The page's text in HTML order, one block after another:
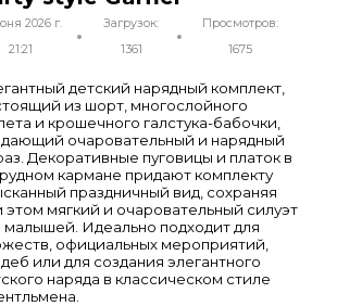
2026 г.
21:21
Загрузок:
1361
Просмотров:
1675
детский нарядный комплект,
из шорт, многослойного
и крошечного галстука-бабочки,
очаровательный и нарядный
Декоративные пуговицы и платок в
кармане придают комплекту
праздничный вид, сохраняя
этом мягкий и очаровательный силуэт
малышей. Идеально подходит для
официальных мероприятий,
или для создания элегантного
наряда в классическом стиле